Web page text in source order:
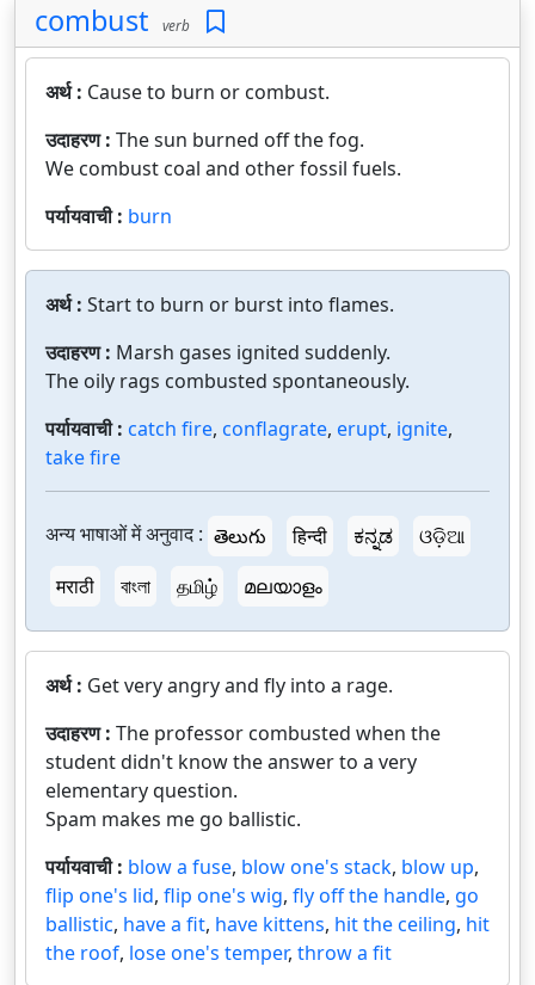
combust verb
अर्थ : Cause to burn or combust.
उदाहरण : The sun burned off the fog.
We combust coal and other fossil fuels.
पर्यायवाची : burn
अर्थ : Start to burn or burst into flames.
उदाहरण : Marsh gases ignited suddenly.
The oily rags combusted spontaneously.
पर्यायवाची : catch fire, conflagrate, erupt, ignite,
take fire
अन्य भाषाओं में अनुवाद : తెలుగు हिन्दी ಕನ್ನಡ
ଓଡ଼ିଆ
मराठी
বাংলা தமிழ் മലയാളം
अर्थ : Get very angry and fly into a rage.
उदाहरण : The professor combusted when the
student didn't know the answer to a very
elementary question.
Spam makes me go ballistic.
पर्यायवाची : blow a fuse, blow one's stack, blow up,
flip one's lid, flip one's wig, fly off the handle, go
ballistic, have a fit, have kittens, hit the ceiling, hit
the roof, lose one's temper, throw a fit